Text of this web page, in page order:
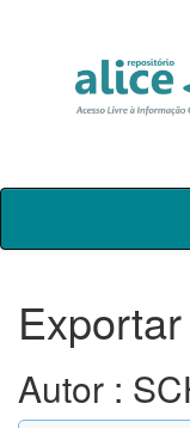
Skip
Autor :